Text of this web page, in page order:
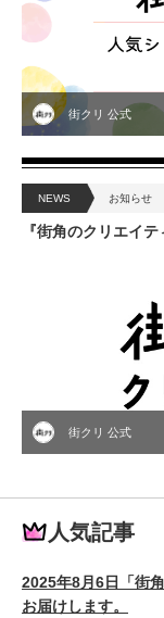
街クリ 公式
NEWS お知らせ
『街角のクリエイ
街クリ 公式
人気記事
2025年8月6日「街
お届けします。